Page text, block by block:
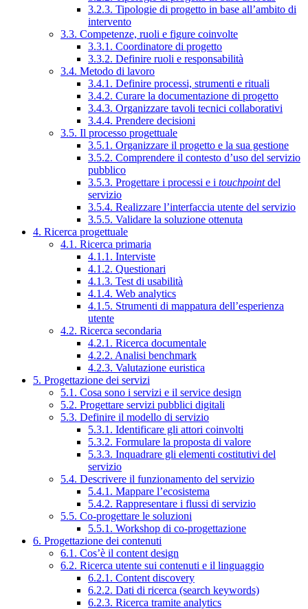
3.2.3. Tipologie di progetto in base all’ambito di
intervento
3.3. Competenze, ruoli e figure coinvolte
3.3.1. Coordinatore di progetto
3.3.2. Definire ruoli e responsabilità
3.4. Metodo di lavoro
3.4.1. Definire processi, strumenti e rituali
3.4.2. Curare la documentazione di progetto
3.4.3. Organizzare tavoli tecnici collaborativi
3.4.4. Prendere decisioni
3.5. Il processo progettuale
3.5.1. Organizzare il progetto e la sua gestione
3.5.2. Comprendere il contesto d’uso del servizio
pubblico
3.5.3. Progettare i processi e i touchpointdel
servizio
3.5.4. Realizzare l’interfaccia utente del servizio
3.5.5. Validare la soluzione ottenuta
4. Ricerca progettuale
4.1. Ricerca primaria
4.1.1. Interviste
4.1.2. Questionari
4.1.3. Test di usabilità
4.1.4. Web analytics
4.1.5. Strumenti di mappatura dell’esperienza
utente
4.2. Ricerca secondaria
4.2.1. Ricerca documentale
4.2.2. Analisi benchmark
4.2.3. Valutazione euristica
5. Progettazione dei servizi
5.1. Cosa sono i servizi e il service design
5.2. Progettare servizi pubblici digitali
5.3. Definire il modello di servizio
5.3.1. Identificare gli attori coinvolti
5.3.2. Formulare la proposta di valore
5.3.3. Inquadrare gli elementi costitutivi del
servizio
5.4. Descrivere il funzionamento del servizio
5.4.1. Mappare l’ecosistema
5.4.2. Rappresentare i flussi di servizio
5.5. Co-progettare le soluzioni
5.5.1. Workshop di co-progettazione
6. Progettazione dei contenuti
6.1. Cos’è il content design
6.2. Ricerca utente sui contenuti e il linguaggio
6.2.1. Content discovery
6.2.2. Dati di ricerca (search keywords)
6.2.3. Ricerca tramite analytics